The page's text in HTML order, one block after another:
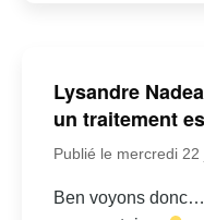
Lysandre
un traitement
Publié le mercredi
Ben voyons